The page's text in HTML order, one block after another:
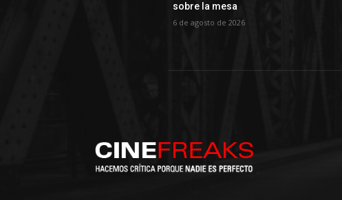
sobre la mesa
6 de agosto de 2026